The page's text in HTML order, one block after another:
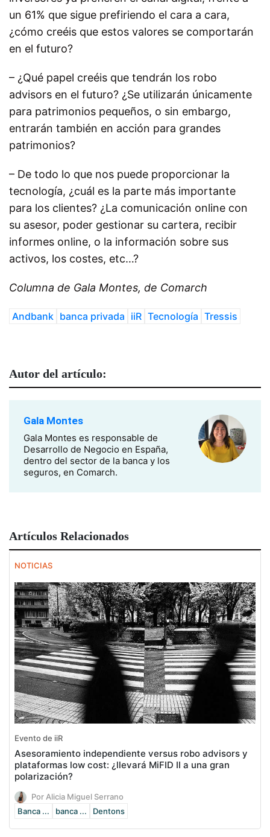
un 61% que sigue prefiriendo el cara a cara,
¿cómo creéis que estos valores se comportarán
en el futuro?
– ¿Qué papel creéis que tendrán los robo
advisors en el futuro? ¿Se utilizarán únicamente
para patrimonios pequeños, o sin embargo,
entrarán también en acción para grandes
patrimonios?
– De todo lo que nos puede proporcionar la
tecnología, ¿cuál es la parte más importante
para los clientes? ¿La comunicación online con
su asesor, poder gestionar su cartera, recibir
informes online, o la información sobre sus
activos, los costes, etc…?
Columna de Gala Montes, de Comarch
Andbank banca privada iiR Tecnología Tressis
Autor del artículo:
Gala Montes
Gala Montes es responsable de
Desarrollo de Negocio en España,
dentro del sector de la banca y los
seguros, en Comarch.
Artículos Relacionados
NOTICIAS
Evento de iiR
Asesoramiento independiente versus robo advisors y
plataformas low cost: ¿llevará MiFID II a una gran
polarización?
Por Alicia Miguel Serrano
Banca ...
banca ... Dentons